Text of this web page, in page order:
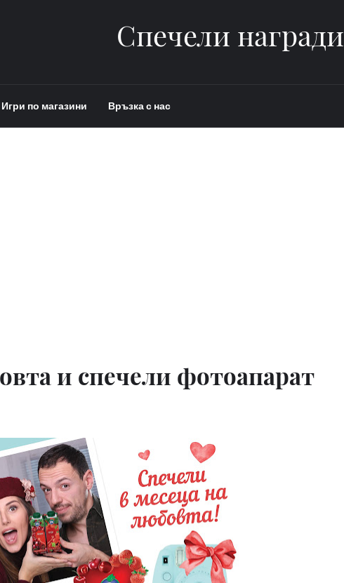
Спечели награди
Игри по магазини Връзка с нас
и спечели фотоапарат